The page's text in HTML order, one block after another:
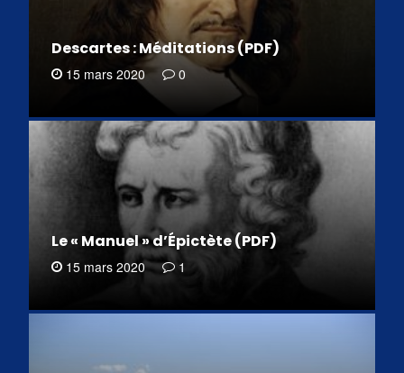
Descartes : Méditations (PDF)
15 mars 2020 0
Le « Manuel » d’Épictète (PDF)
15 mars 2020 1